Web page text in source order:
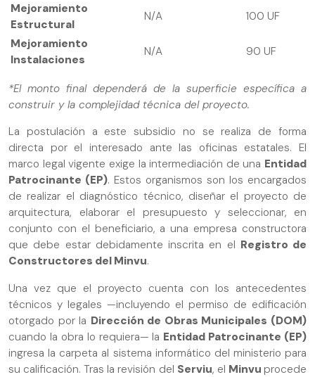
Mejoramiento
Estructural
N/A
100 UF
Mejoramiento
Instalaciones
N/A 90 UF
*El monto final dependerá de la superficie específica a
construir y la complejidad técnica del proyecto.
La postulación a este subsidio no se realiza de forma
directa por el interesado ante las oficinas estatales. El
marco legal vigente exige la intermediación de una Entidad
Patrocinante (EP). Estos organismos son los encargados
de realizar el diagnóstico técnico, diseñar el proyecto de
arquitectura, elaborar el presupuesto y seleccionar, en
conjunto con el beneficiario, a una empresa constructora
que debe estar debidamente inscrita en el Registro de
Constructores del Minvu.
Una vez que el proyecto cuenta con los antecedentes
técnicos y legales —incluyendo el permiso de edificación
otorgado por la Dirección de Obras Municipales (DOM)
cuando la obra lo requiera— la Entidad Patrocinante (EP)
ingresa la carpeta al sistema informático del ministerio para
su calificación. Tras la revisión del Serviu, el Minvu procede